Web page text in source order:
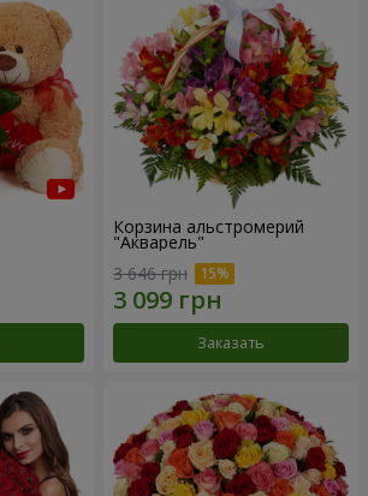
Корзина альстромерий
"Акварель"
3 646 грн
Заказать